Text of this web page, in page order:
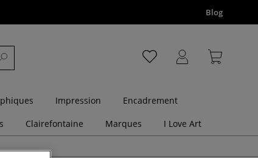
Blog
Impression
Encadrement
Clairefontaine Marques I Love Art